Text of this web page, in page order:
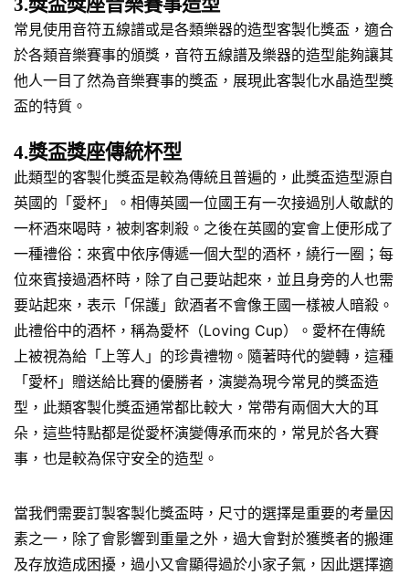
3.獎盃獎座音樂賽事造型
常見使用音符五線譜或是各類樂器的造型客製化獎盃，適合
於各類音樂賽事的頒獎，音符五線譜及樂器的造型能夠讓其
他人一目了然為音樂賽事的獎盃，展現此客製化水晶造型獎
盃的特質。
4.獎盃獎座傳統杯型
此類型的客製化獎盃是較為傳統且普遍的，此獎盃造型源自
英國的「愛杯」。相傳英國一位國王有一次接過別人敬獻的
一杯酒來喝時，被刺客刺殺。之後在英國的宴會上便形成了
一種禮俗：來賓中依序傳遞一個大型的酒杯，繞行一圈；每
位來賓接過酒杯時，除了自己要站起來，並且身旁的人也需
要站起來，表示「保護」飲酒者不會像王國一樣被人暗殺。
此禮俗中的酒杯，稱為愛杯（Loving Cup）。愛杯在傳統
上被視為給「上等人」的珍貴禮物。隨著時代的變轉，這種
「愛杯」贈送給比賽的優勝者，演變為現今常見的獎盃造
型，此類客製化獎盃通常都比較大，常帶有兩個大大的耳
朵，這些特點都是從愛杯演變傳承而來的，常見於各大賽
事，也是較為保守安全的造型。
當我們需要訂製客製化獎盃時，尺寸的選擇是重要的考量因
素之一，除了會影響到重量之外，過大會對於獲獎者的搬運
及存放造成困擾，過小又會顯得過於小家子氣，因此選擇適